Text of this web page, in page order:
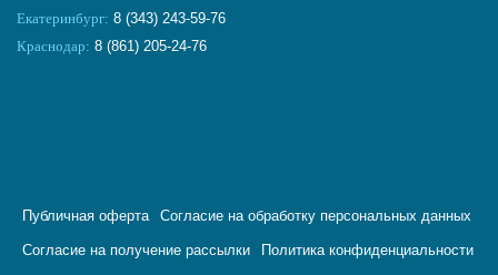
Екатеринбург: 8 (343) 243-59-76
Краснодар: 8 (861) 205-24-76
Публичная оферта Согласие на обработку персональных данных
Согласие на получение рассылки Политика конфиденциальности